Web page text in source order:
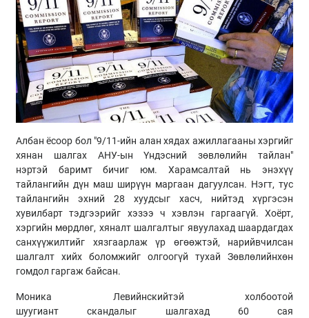
Албан ёсоор бол "9/11-ийн алан хядах ажиллагааны хэргийг
хянан шалгах АНУ-ын Үндэсний зөвлөлийн тайлан"
нэртэй баримт бичиг юм. Харамсалтай нь энэхүү
тайлангийн дүн маш ширүүн маргаан дагуулсан. Нэгт, тус
тайлангийн эхний 28 хуудсыг хасч, нийтэд хүргэсэн
хувилбарт тэдгээрийг хэзээ ч хэвлэн гаргаагүй. Хоёрт,
хэргийн мөрдлөг, хяналт шалгалтыг явуулахад шаардагдах
санхүүжилтийг хязгаарлаж үр өгөөжтэй, нарийвчилсан
шалгалт хийх боломжийг олгоогүй тухай Зөвлөлийнхөн
гомдол гаргаж байсан.
Моника Левийнскийтэй холбоотой
шуугиантскандалыг шалгахад 60 сая